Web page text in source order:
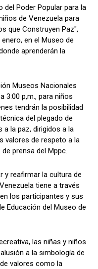
del Poder Popular para la
de Venezuela para
que Construyen Paz",
en el Museo de
aprenderán la
Museos Nacionales
3:00 p,m., para niños
tendrán la posibilidad
del plegado de
a la paz, dirigidos a la
valores de respeto a la
prensa del Mppc.
y reafirmar la cultura de
tiene a través
los participantes y sus
Educación del Museo de
las niñas y niños
a la simbología de
valores como la